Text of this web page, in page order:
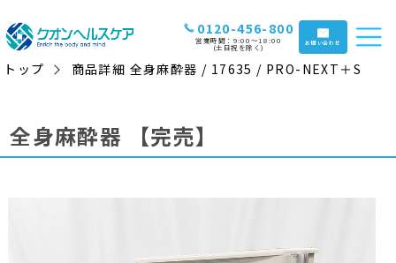
0120-456-800
営業時間：9:00〜18:00
(土日祝を除く) お問い合わせ
トップ 商品詳細 全身麻酔器 / 17635 / PRO-NEXT＋S
全身麻酔器 【完売】